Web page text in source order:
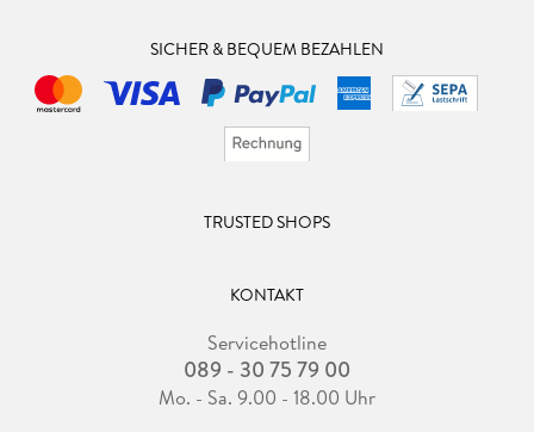
SICHER & BEQUEM BEZAHLEN
TRUSTED SHOPS
KONTAKT
Servicehotline
089 - 30 75 79 00
Mo. - Sa. 9.00 - 18.00 Uhr